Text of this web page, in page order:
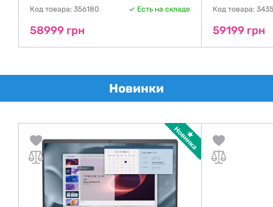
Код товара: 356180 Есть на складе
58999 грн
Код товара:
59199 грн
Новинки